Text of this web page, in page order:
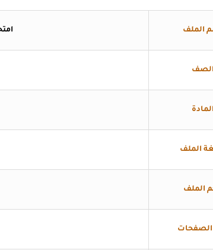
الملف
الصف
المادة
الملف
الملف
الصفحات